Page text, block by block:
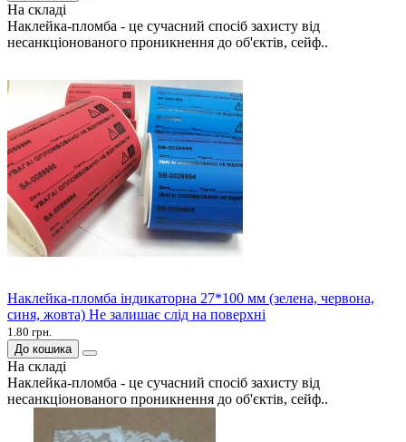
На складі
Наклейка-пломба - це сучасний спосіб захисту від
несанкціонованого проникнення до об'єктів, сейф..
Наклейка-пломба індикаторна 27*100 мм (зелена, червона,
синя, жовта) Не залишає слід на поверхні
1.80 грн.
До кошика
На складі
Наклейка-пломба - це сучасний спосіб захисту від
несанкціонованого проникнення до об'єктів, сейф..